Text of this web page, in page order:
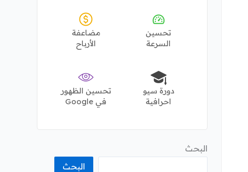
تحسين
السرعة
مضاعفة
الأرباح
دورة سيو
احرافية
تحسين الظهور
في Google
البحث
البحث